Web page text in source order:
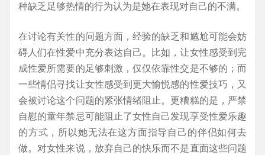
种缺乏足够热情的行为认为是她在表现对自己的不满。
在讨论有关性的问题方面，经验的缺乏和尴尬可能会妨
碍人们在性爱中充分表达自己。比如，让女性感受到完
成性爱所需要的足够刺激，仅仅依靠性交是不够的；而
一些情侣寻找让女性感受到更大愉悦感的性爱技巧，又
会被讨论这个问题的紧张情绪阻止。更糟糕的是，严禁
自慰的童年禁忌可能阻止了女性自己发现享受性爱乐趣
的方式，所以她无法在这方面指导自己的伴侣如何去
做。对女性来说，放弃自己的快乐而不是直面这些问题